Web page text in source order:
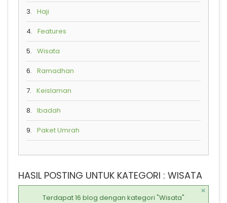
HASIL POSTING UNTUK KATEGORI : WISATA
Terdapat 16 blog dengan kategori "Wisata"
×
3. Haji
4. Features
5. Wisata
6. Ramadhan
7. Keislaman
8. Ibadah
9. Paket Umrah